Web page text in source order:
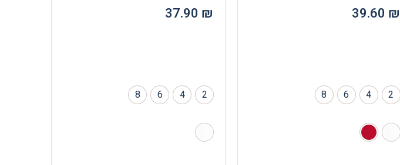
39.60 ₪
2
4
6
8
37.90 ₪
2
4
6
8